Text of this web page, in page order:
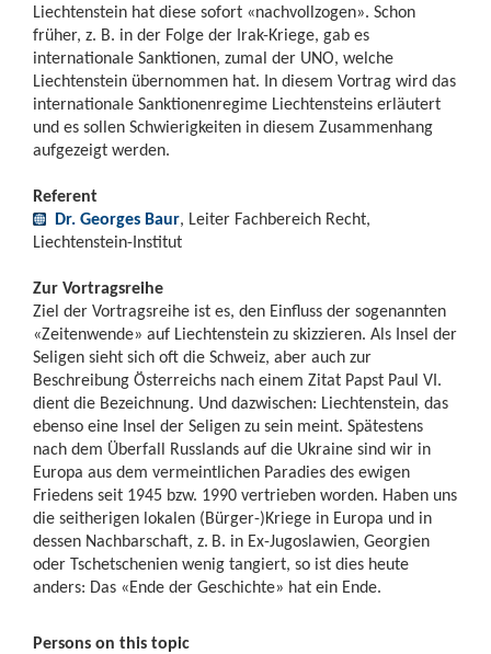
Liechtenstein hat diese sofort «nachvollzogen». Schon
früher, z. B. in der Folge der Irak-Kriege, gab es
internationale Sanktionen, zumal der UNO, welche
Liechtenstein übernommen hat. In diesem Vortrag wird das
internationale Sanktionenregime Liechtensteins erläutert
und es sollen Schwierigkeiten in diesem Zusammenhang
aufgezeigt werden.
Referent
Dr. Georges Baur, Leiter Fachbereich Recht,
Liechtenstein-Institut
Zur Vortragsreihe
Ziel der Vortragsreihe ist es, den Einfluss der sogenannten
«Zeitenwende» auf Liechtenstein zu skizzieren. Als Insel der
Seligen sieht sich oft die Schweiz, aber auch zur
Beschreibung Österreichs nach einem Zitat Papst Paul VI.
dient die Bezeichnung. Und dazwischen: Liechtenstein, das
ebenso eine Insel der Seligen zu sein meint. Spätestens
nach dem Überfall Russlands auf die Ukraine sind wir in
Europa aus dem vermeintlichen Paradies des ewigen
Friedens seit 1945 bzw. 1990 vertrieben worden. Haben uns
die seitherigen lokalen (Bürger-)Kriege in Europa und in
dessen Nachbarschaft, z. B. in Ex-Jugoslawien, Georgien
oder Tschetschenien wenig tangiert, so ist dies heute
anders: Das «Ende der Geschichte» hat ein Ende.
Persons on this topic